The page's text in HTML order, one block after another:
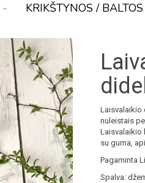
KRIKŠTYNOS /
Laisvalaikio
nuleistais
Laisvalaikio
su guma,
Pagaminta
Spalva: